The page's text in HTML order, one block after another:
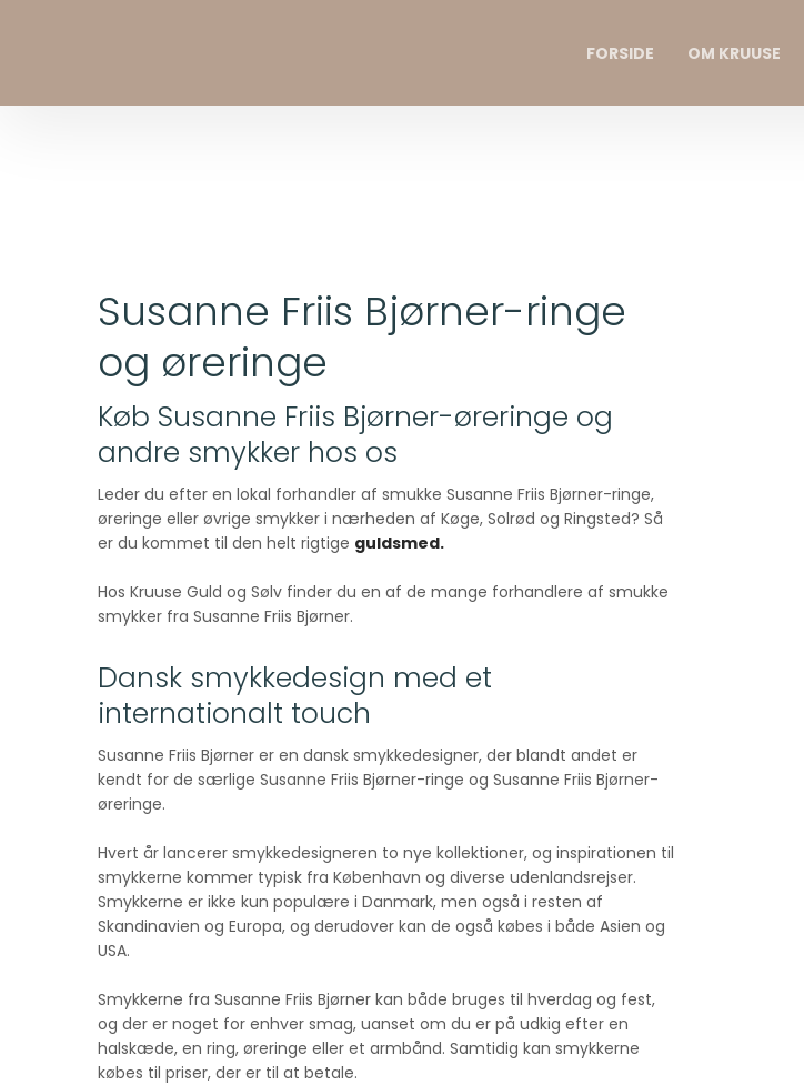
FORSIDE OM KRUUSE
Susanne Friis Bjørner-ringe
og øreringe
Køb Susanne Friis Bjørner-øreringe og
andre smykker hos os
Leder du efter en lokal forhandler af smukke Susanne Friis Bjørner-ringe,
øreringe eller øvrige smykker i nærheden af Køge, Solrød og Ringsted? Så
er du kommet til den helt rigtige guldsmed.
Hos Kruuse Guld og Sølv finder du en af de mange forhandlere af smukke
smykker fra Susanne Friis Bjørner.
Dansk smykkedesign med et
internationalt touch
Susanne Friis Bjørner er en dansk smykkedesigner, der blandt andet er
kendt for de særlige Susanne Friis Bjørner-ringe og Susanne Friis Bjørner-
øreringe.
Hvert år lancerer smykkedesigneren to nye kollektioner, og inspirationen til
smykkerne kommer typisk fra København og diverse udenlandsrejser.
Smykkerne er ikke kun populære i Danmark, men også i resten af
Skandinavien og Europa, og derudover kan de også købes i både Asien og
USA.
Smykkerne fra Susanne Friis Bjørner kan både bruges til hverdag og fest,
og der er noget for enhver smag, uanset om du er på udkig efter en
halskæde, en ring, øreringe eller et armbånd. Samtidig kan smykkerne
købes til priser, der er til at betale.